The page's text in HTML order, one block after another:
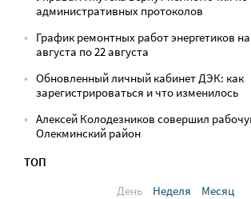
административных протоколов
График ремонтных работ энергетиков
августа по 22 августа
Обновленный личный кабинет ДЭК: как
зарегистрироваться и что изменилось
Алексей Колодезников совершил
Олекминский район
ТОП
День
Неделя Месяц